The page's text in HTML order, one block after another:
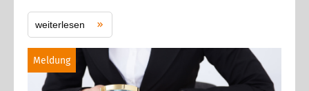
weiterlesen
Meldung